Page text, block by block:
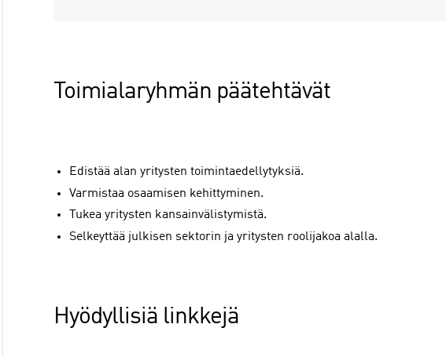
Toimialaryhmän päätehtävät
Edistää alan yritysten toimintaedellytyksiä.
Varmistaa osaamisen kehittyminen.
Tukea yritysten kansainvälistymistä.
Selkeyttää julkisen sektorin ja yritysten roolijakoa alalla.
Hyödyllisiä linkkejä